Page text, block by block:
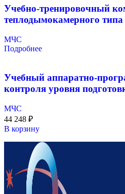
Учебно-тренировочный
теплодымокамерного
МЧС
Подробнее
Учебный аппаратно-
контроля уровня
МЧС
44 248 ₽
В корзину